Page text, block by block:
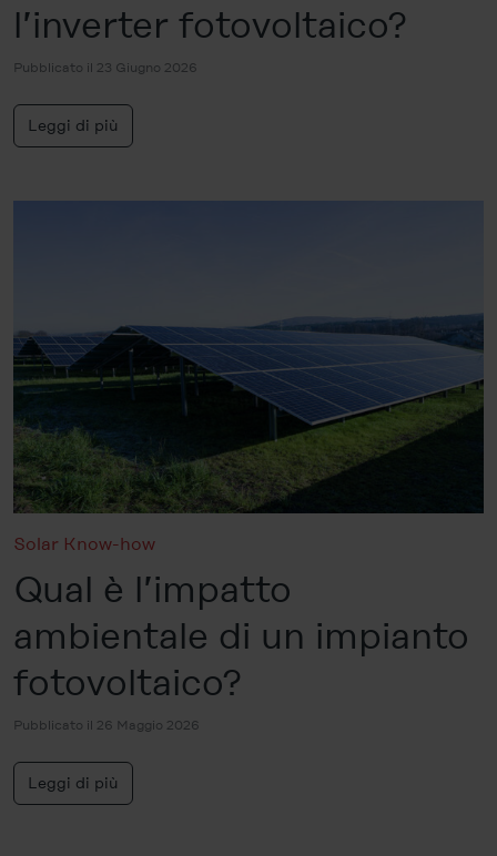
l’inverter fotovoltaico?
Pubblicato il 23 Giugno 2026
Leggi di più
Solar Know-how
Qual è l’impatto
ambientale di un impianto
fotovoltaico?
Pubblicato il 26 Maggio 2026
Leggi di più